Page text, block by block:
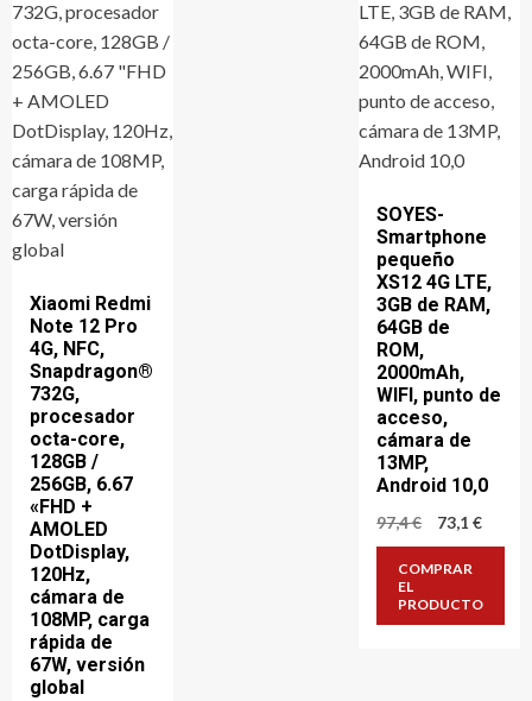
Xiaomi Redmi
Note 12 Pro
4G, NFC,
Snapdragon®
732G,
procesador
octa-core,
128GB /
256GB, 6.67
«FHD +
AMOLED
DotDisplay,
120Hz,
cámara de
108MP, carga
rápida de
67W, versión
global
SOYES-
Smartphone
pequeño
XS12 4G LTE,
3GB de RAM,
64GB de
ROM,
2000mAh,
WIFI, punto de
acceso,
cámara de
13MP,
Android 10,0
97,4€
El
precio
original
97,4 €.
73,1€El
precio
73,1 €.
COMPRAR
EL
PRODUCTO